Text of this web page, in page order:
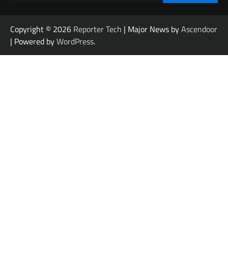
Copyright © 2026 Reporter Tech | Major News byAscendoor
| Powered byWordPress.